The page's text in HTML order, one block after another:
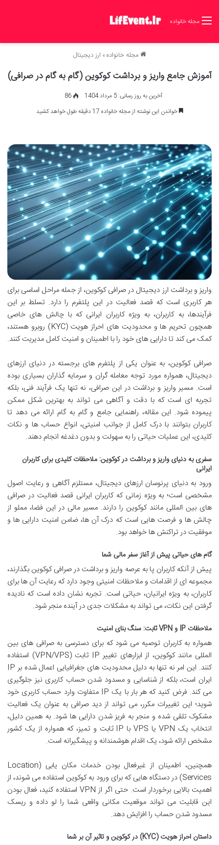
مجله خانواده
مجله خانواده» ارز دیجیتال
آموزش جامع واریز و برداشت کوکوین (گام به گام در صرافی)
آخرین به روز رسانی: 5 مرداد 1404
86
خواندن این نوشته از مجله خانواده 17 دقیقه طول خواهد کشید
واریز و برداشت ارز دیجیتال در صرافی کوکوین، از جمله مراحل اساسی برای
هر کاربری است که قصد فعالیت در این پلتفرم را دارد. تسلط بر این
فرآیندها، به کاربران، به ویژه کاربران ایرانی که با چالش های خاصی
همچون تحریم ها و محدودیت های احراز هویت (KYC) روبرو هستند،
کمک می کند تا دارایی های خود را با اطمینان و امنیت کامل مدیریت کنند.
صرافی کوکوین، به عنوان یکی از پلتفرم های برجسته در دنیای ارزهای
دیجیتال، همواره مورد توجه معامله گران و سرمایه گذاران بسیاری بوده
است. مسیر واریز و برداشت در این صرافی، نه تنها یک فرآیند فنی، بلکه
تجربه ای است که با دقت و آگاهی می تواند به بهترین شکل ممکن
پیموده شود. این مقاله، راهنمایی جامع و گام به گام ارائه می دهد تا
کاربران بتوانند با درک کامل از جوانب امنیتی، انواع حساب ها و نکات
کلیدی، این عملیات حیاتی را به سهولت و بدون دغدغه انجام دهند.
سفری به دنیای واریز و برداشت در کوکوین: ملاحظات کلیدی برای کاربران
ایرانی
ورود به دنیای پرنوسان ارزهای دیجیتال، مستلزم آگاهی و رعایت اصول
مشخصی است؛ به ویژه زمانی که کاربران ایرانی قصد فعالیت در صرافی
های بین المللی مانند کوکوین را دارند. مسیر مالی در این فضا، مملو از
چالش ها و فرصت هایی است که درک آن ها، ضامن امنیت دارایی ها و
موفقیت در تراکنش ها خواهد بود.
گام های حیاتی پیش از آغاز سفر مالی شما
پیش از آنکه کاربران پا به عرصه واریز و برداشت در صرافی کوکوین بگذارند،
مجموعه ای از اقدامات و ملاحظات امنیتی وجود دارد که رعایت آن ها برای
کاربران، به ویژه ایرانیان، حیاتی است. تجربه نشان داده است که نادیده
گرفتن این نکات، می تواند به مشکلات جدی در آینده منجر شود.
ملاحظات IP و VPN ثابت: سنگ بنای امنیت
همواره به کاربران توصیه می شود که برای دسترسی به صرافی های بین
المللی مانند کوکوین، از ابزارهای تغییر IP ثابت (VPN/VPS) استفاده
کنند. این امر نه تنها به دلیل محدودیت های جغرافیایی اعمال شده بر IP
ایران است، بلکه از شناسایی و مسدود شدن حساب کاربری نیز جلوگیری
می کند. فرض کنید که هر بار با یک IP متفاوت وارد حساب کاربری خود
شوید؛ این تغییرات مکرر، می تواند از دید صرافی به عنوان یک فعالیت
مشکوک تلقی شده و منجر به فریز شدن دارایی ها شود. به همین دلیل،
انتخاب یک VPN یا VPS با IP ثابت و تمیز، که همواره از یک کشور
مشخص ارائه شود، یک اقدام هوشمندانه و پیشگیرانه است.
همچنین، اطمینان از غیرفعال بودن خدمات مکان یابی (Location
Services) در دستگاه هایی که برای ورود به کوکوین استفاده می شوند، از
اهمیت بالایی برخوردار است. حتی اگر از VPN استفاده کنید، فعال بودن
این قابلیت می تواند موقعیت مکانی واقعی شما را لو داده و ریسک
مسدود شدن حساب را افزایش دهد.
داستان احراز هویت (KYC) در کوکوین و تاثیر آن بر شما